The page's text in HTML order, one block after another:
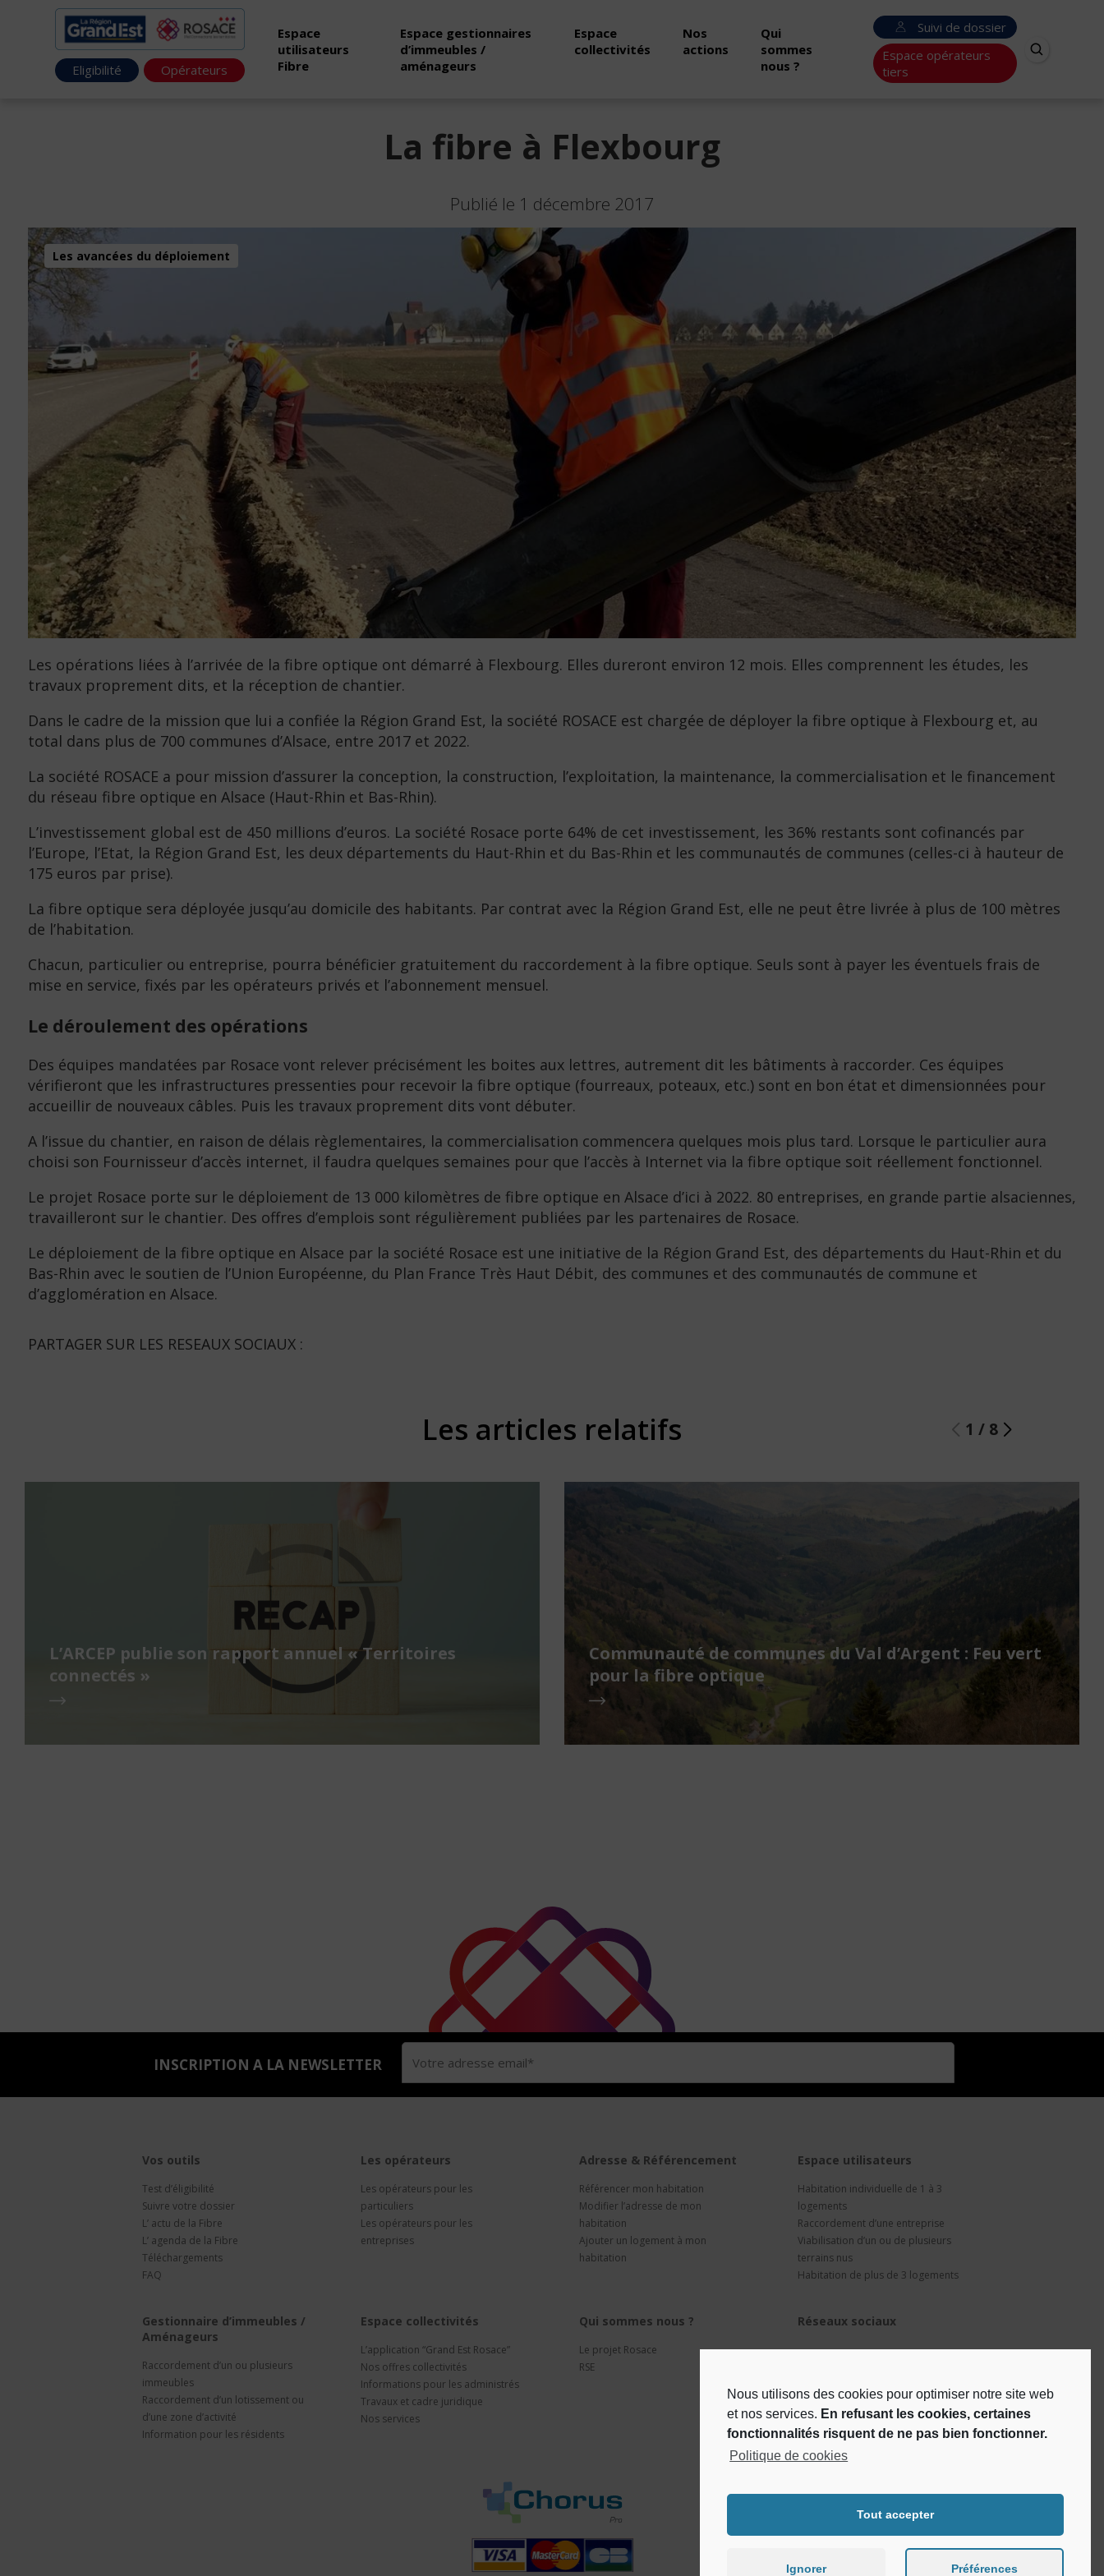
Nous utilisons des cookies pour optimiser notre site web
et nos services. En refusant les cookies, certaines
fonctionnalités risquent de ne pas bien fonctionner.
Politique de cookies
Tout accepter
Ignorer Préférences
Eligibilité Opérateurs
Espace
utilisateurs
Fibre
Espace gestionnaires
d’immeubles /
aménageurs
Espace
collectivités
Nos
actions
Qui
sommes
nous ?
Suivi de dossier
Espace opérateurs
tiers
La fibre à Flexbourg
Publié le 1 décembre 2017
Les avancées du déploiement
Les opérations liées à l’arrivée de la fibre optique ont démarré à Flexbourg. Elles dureront environ 12 mois. Elles comprennent les études, les
travaux proprement dits, et la réception de chantier.
Dans le cadre de la mission que lui a confiée la Région Grand Est, la société ROSACE est chargée de déployer la fibre optique à Flexbourg et, au
total dans plus de 700 communes d’Alsace, entre 2017 et 2022.
La société ROSACE a pour mission d’assurer la conception, la construction, l’exploitation, la maintenance, la commercialisation et le financement
du réseau fibre optique en Alsace (Haut-Rhin et Bas-Rhin).
L’investissement global est de 450 millions d’euros. La société Rosace porte 64% de cet investissement, les 36% restants sont cofinancés par
l’Europe, l’Etat, la Région Grand Est, les deux départements du Haut-Rhin et du Bas-Rhin et les communautés de communes (celles-ci à hauteur de
175 euros par prise).
La fibre optique sera déployée jusqu’au domicile des habitants. Par contrat avec la Région Grand Est, elle ne peut être livrée à plus de 100 mètres
de l’habitation.
Chacun, particulier ou entreprise, pourra bénéficier gratuitement du raccordement à la fibre optique. Seuls sont à payer les éventuels frais de
mise en service, fixés par les opérateurs privés et l’abonnement mensuel.
Le déroulement des opérations
Des équipes mandatées par Rosace vont relever précisément les boites aux lettres, autrement dit les bâtiments à raccorder. Ces équipes
vérifieront que les infrastructures pressenties pour recevoir la fibre optique (fourreaux, poteaux, etc.) sont en bon état et dimensionnées pour
accueillir de nouveaux câbles. Puis les travaux proprement dits vont débuter.
A l’issue du chantier, en raison de délais règlementaires, la commercialisation commencera quelques mois plus tard. Lorsque le particulier aura
choisi son Fournisseur d’accès internet, il faudra quelques semaines pour que l’accès à Internet via la fibre optique soit réellement fonctionnel.
Le projet Rosace porte sur le déploiement de 13 000 kilomètres de fibre optique en Alsace d’ici à 2022. 80 entreprises, en grande partie alsaciennes,
travailleront sur le chantier. Des offres d’emplois sont régulièrement publiées par les partenaires de Rosace.
Le déploiement de la fibre optique en Alsace par la société Rosace est une initiative de la Région Grand Est, des départements du Haut-Rhin et du
Bas-Rhin avec le soutien de l’Union Européenne, du Plan France Très Haut Débit, des communes et des communautés de commune et
d’agglomération en Alsace.
PARTAGER SUR LES RESEAUX SOCIAUX :
Les articles relatifs 1 / 8
L’ARCEP publie son rapport annuel « Territoires
connectés »
Communauté de communes du Val d’Argent : Feu vert
pour la fibre optique
INSCRIPTION A LA NEWSLETTER
Vos outils
Test d’éligibilité
Suivre votre dossier
L’ actu de la Fibre
L’ agenda de la Fibre
Téléchargements
FAQ
Les opérateurs
Les opérateurs pour les
particuliers
Les opérateurs pour les
entreprises
Adresse & Référencement
Référencer mon habitation
Modifier l’adresse de mon
habitation
Ajouter un logement à mon
habitation
Espace utilisateurs
Habitation individuelle de 1 à 3
logements
Raccordement d’une entreprise
Viabilisation d’un ou de plusieurs
terrains nus
Habitation de plus de 3 logements
Gestionnaire d’immeubles /
Aménageurs
Raccordement d’un ou plusieurs
immeubles
Raccordement d’un lotissement ou
d’une zone d’activité
Information pour les résidents
Espace collectivités
L’application “Grand Est Rosace”
Nos offres collectivités
Informations pour les administrés
Travaux et cadre juridique
Nos services
Qui sommes nous ?
Le projet Rosace
RSE
Réseaux sociaux